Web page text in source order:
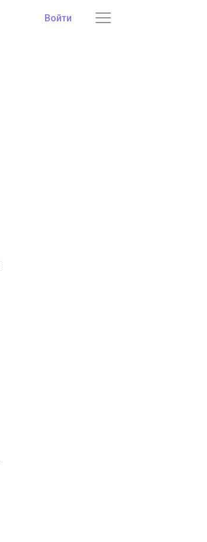
Войти